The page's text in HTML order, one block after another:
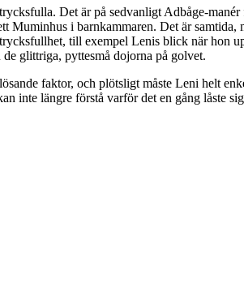
Det är på sedvanligt Adbåge-
Muminhus i barnkammaren. Det är
till exempel Lenis blick när hon
glittriga, pyttesmå dojorna på golvet.
faktor, och plötsligt måste Leni helt
inte längre förstå varför det en gång låste